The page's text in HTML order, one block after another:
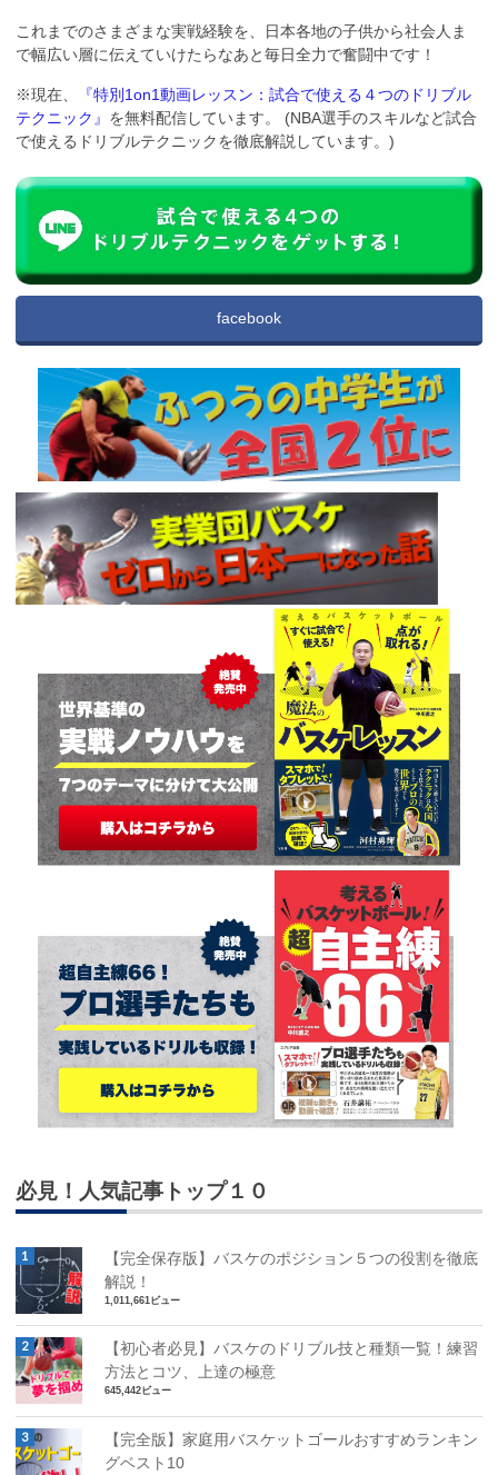
これまでのさまざまな実戦経験を、日本各地の子供から社会人ま
で幅広い層に伝えていけたらなあと毎日全力で奮闘中です！
※現在、
『特別1on1動画レッスン：試合で使える４つのドリブル
テクニック』 を無料配信しています。 (NBA選手のスキルなど試合
で使えるドリブルテクニックを徹底解説しています。)
facebook
必見！人気記事トップ１０
【完全保存版】バスケのポジション５つの役割を徹底
解説！
1,011,661ビュー
【初心者必見】バスケのドリブル技と種類一覧！練習
方法とコツ、上達の極意
645,442ビュー
【完全版】家庭用バスケットゴールおすすめランキン
グベスト10